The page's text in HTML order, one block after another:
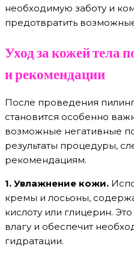
необходимую заботу и
предотвратить
Уход за кожей тела
и рекомендации
После проведения
становится особенно
возможные негативные
результаты процедуры,
рекомендациям.
1. Увлажнение кожи.
кремы и лосьоны,
кислоту или глицерин.
влагу и обеспечит
гидратации.